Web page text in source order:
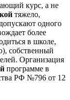
курс, а не
тяжело,
одного
более
в школе,
собственный
Организация
программе в
РФ №796 от 12